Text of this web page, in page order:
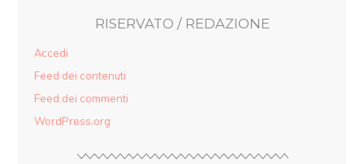
RISERVATO / REDAZIONE
Accedi
Feed dei contenuti
Feed dei commenti
WordPress.org